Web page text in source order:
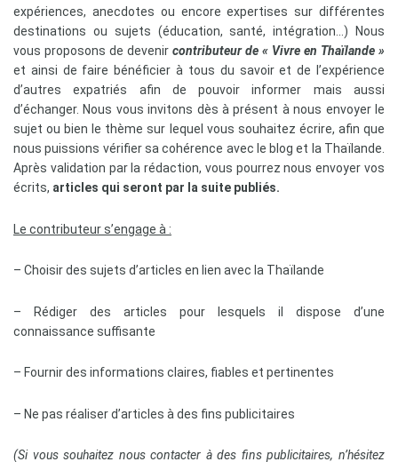
expériences, anecdotes ou encore expertises sur différentes
destinations ou sujets (éducation, santé, intégration…) Nous
vous proposons de devenir contributeur de « Vivre en Thaïlande »
et ainsi de faire bénéficier à tous du savoir et de l’expérience
d’autres expatriés afin de pouvoir informer mais aussi
d’échanger. Nous vous invitons dès à présent à nous envoyer le
sujet ou bien le thème sur lequel vous souhaitez écrire, afin que
nous puissions vérifier sa cohérence avec le blog et la Thaïlande.
Après validation par la rédaction, vous pourrez nous envoyer vos
écrits, articles qui seront par la suite publiés.
Le contributeur s’engage à :
– Choisir des sujets d’articles en lien avec la Thaïlande
– Rédiger des articles pour lesquels il dispose d’une
connaissance suffisante
– Fournir des informations claires, fiables et pertinentes
– Ne pas réaliser d’articles à des fins publicitaires
(Si vous souhaitez nous contacter à des fins publicitaires, n’hésitez